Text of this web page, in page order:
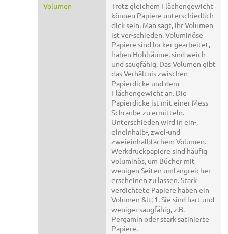
Volumen
Trotz gleichem Flächengewicht
können Papiere unterschiedlich
dick sein. Man sagt, ihr Volumen
ist ver-schieden. Voluminöse
Papiere sind locker gearbeitet,
haben Hohlräume, sind weich
und saugfähig. Das Volumen gibt
das Verhältnis zwischen
Papierdicke und dem
Flächengewicht an. Die
Papierdicke ist mit einer Mess-
Schraube zu ermitteln.
Unterschieden wird in ein-,
eineinhalb-, zwei-und
zweieinhalbfachem Volumen.
Werkdruckpapiere sind häufig
voluminös, um Bücher mit
wenigen Seiten umfangreicher
erscheinen zu lassen. Stark
verdichtete Papiere haben ein
Volumen &lt; 1. Sie sind hart und
weniger saugfähig, z.B.
Pergamin oder stark satinierte
Papiere.